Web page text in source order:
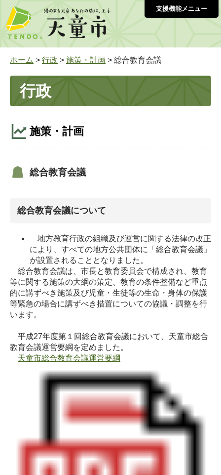
支援機能メニュー
ホーム > 行政 > 施策・計画 > 総合教育会議
行政
施策・計画
総合教育会議
総合教育会議について
地方教育行政の組織及び運営に関する法律の改正
により、すべての地方公共団体に「総合教育会議」
が設置されることとなりました。
総合教育会議は、市長と教育委員会で構成され、教育
等に関する施策の大綱の策定、教育の条件整備など重点
的に講ずべき施策及び児童・生徒等の生命・身体の保護
等緊急の場合に講ずべき措置についての協議・調整を行
います。
平成27年度第１回総合教育会議において、天童市総合
教育会議運営要綱を定めました。
天童市総合教育会議運営要綱